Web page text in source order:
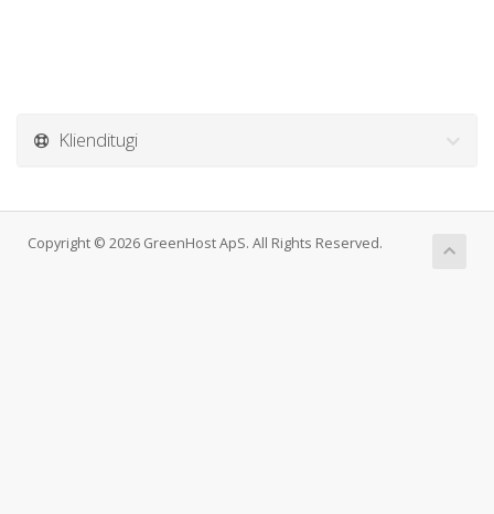
Klienditugi
Copyright © 2026 GreenHost ApS. All Rights Reserved.